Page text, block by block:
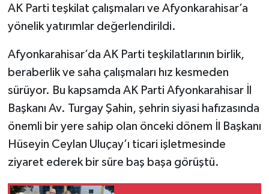
AK Parti teşkilat çalışmaları ve Afyonkarahisar’a
yönelik yatırımlar değerlendirildi.
Afyonkarahisar’da AK Parti teşkilatlarının birlik,
beraberlik ve saha çalışmaları hız kesmeden
sürüyor. Bu kapsamda AK Parti Afyonkarahisar İl
Başkanı Av. Turgay Şahin, şehrin siyasi hafızasında
önemli bir yere sahip olan önceki dönem İl Başkanı
Hüseyin Ceylan Uluçay’ı ticari işletmesinde
ziyaret ederek bir süre baş başa görüştü.